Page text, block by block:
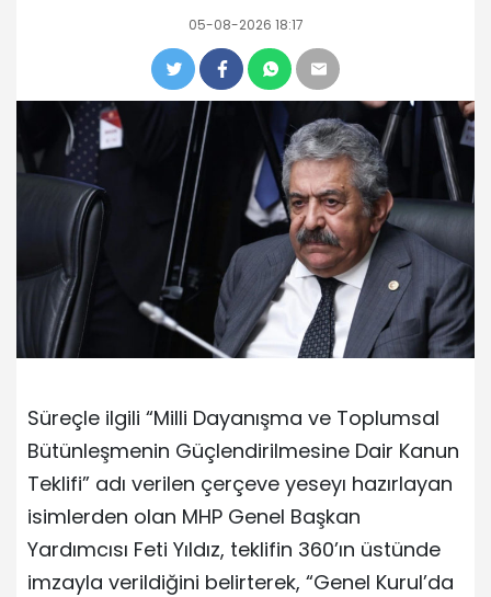
05-08-2026 18:17
Süreçle ilgili “Milli Dayanışma ve Toplumsal
Bütünleşmenin Güçlendirilmesine Dair Kanun
Teklifi” adı verilen çerçeve yeseyı hazırlayan
isimlerden olan MHP Genel Başkan
Yardımcısı Feti Yıldız, teklifin 360’ın üstünde
imzayla verildiğini belirterek, “Genel Kurul’da